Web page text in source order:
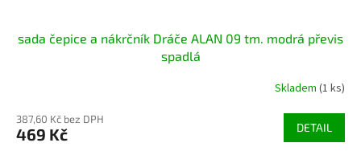
sada čepice a nákrčník Dráče ALAN 09 tm. modrá převis
spadlá
Skladem (1 ks)
387,60 Kč bez DPH
469 Kč DETAIL